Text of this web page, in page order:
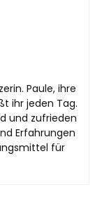
Paule, ihre
ihr jeden Tag.
und zufrieden
Erfahrungen
für